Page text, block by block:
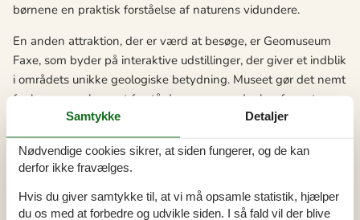
børnene en praktisk forståelse af naturens vidundere.
En anden attraktion, der er værd at besøge, er Geomuseum
Faxe, som byder på interaktive udstillinger, der giver et indblik
i områdets unikke geologiske betydning. Museet gør det nemt
for børn og voksne at forstå de processer, der har formet
landskabet omkring Fakse Bugt. Desuden kan en dag på
stranden ved Roneklint ikke kun bruges til afslapning og
badning, men også til bygning af sandslotte, hvilket skaber
en perfekt ramme for kreativ leg og familiens samvær i de
naturskønne omgivelser.
Samtykke Detaljer
Nødvendige cookies sikrer, at siden fungerer, og de kan
derfor ikke fravælges.
Hvis du giver samtykke til, at vi må opsamle statistik, hjælper
du os med at forbedre og udvikle siden. I så fald vil der blive